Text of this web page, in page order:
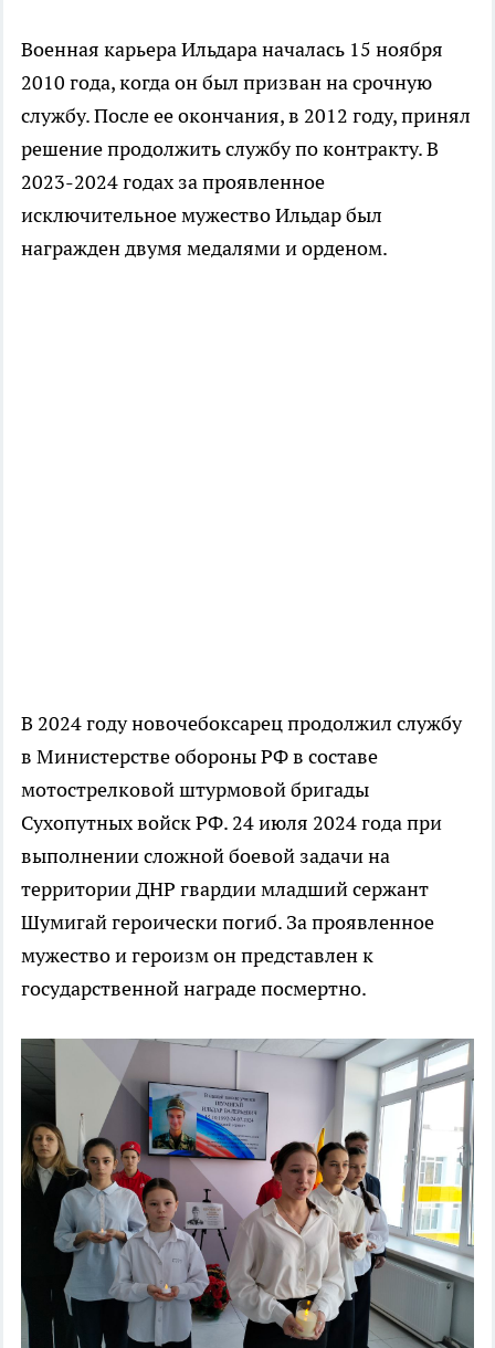
Военная карьера Ильдара началась 15 ноября
2010 года, когда он был призван на срочную
службу. После ее окончания, в 2012 году, принял
решение продолжить службу по контракту. В
2023-2024 годах за проявленное
исключительное мужество Ильдар был
награжден двумя медалями и орденом.
В 2024 году новочебоксарец продолжил службу
в Министерстве обороны РФ в составе
мотострелковой штурмовой бригады
Сухопутных войск РФ. 24 июля 2024 года при
выполнении сложной боевой задачи на
территории ДНР гвардии младший сержант
Шумигай героически погиб. За проявленное
мужество и героизм он представлен к
государственной награде посмертно.